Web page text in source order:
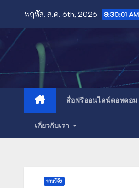
content
พฤหัส. ส.ค. 6th, 2026 8:30:03 AM
สื่อฟรีออนไลน์ดอทคอม
เกี่ยวกับเรา
งานวิจัย